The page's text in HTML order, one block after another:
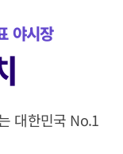
야시장
대한민국 No.1